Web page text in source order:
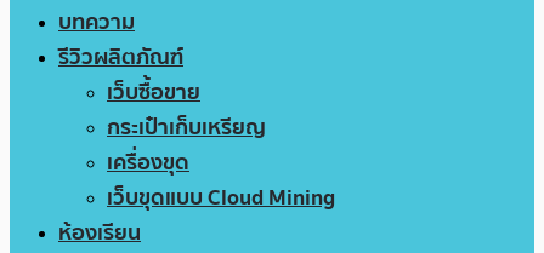
บทความ
รีวิวผลิตภัณฑ์
เว็บซื้อขาย
กระเป๋าเก็บเหรียญ
เครื่องขุด
เว็บขุดแบบ Cloud Mining
ห้องเรียน